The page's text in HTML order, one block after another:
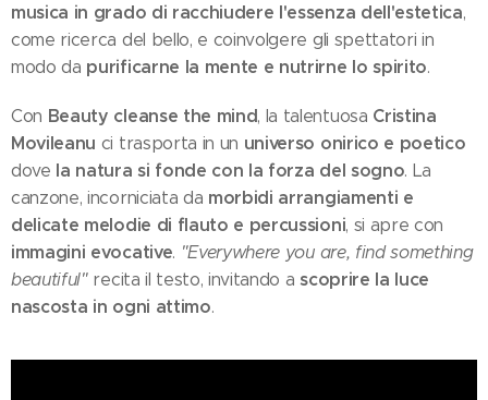
musica in grado di racchiudere l'essenza dell'estetica,
come ricerca del bello, e coinvolgere gli spettatori in
modo da purificarne la mente e nutrirne lo spirito.
Con Beauty cleanse the mind, la talentuosa Cristina
Movileanu ci trasporta in un universo onirico e poetico
dove la natura si fonde con la forza del sogno. La
canzone, incorniciata da morbidi arrangiamenti e
delicate melodie di flauto e percussioni, si apre con
immagini evocative. "Everywhere you are, find something
beautiful"recita il testo, invitando ascoprire la luce
nascosta in ogni attimo.